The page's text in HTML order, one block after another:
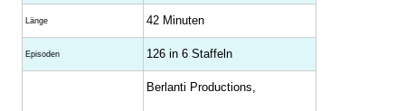
Länge 42 Minuten
Episoden 126 in 6 Staffeln
Berlanti Productions,